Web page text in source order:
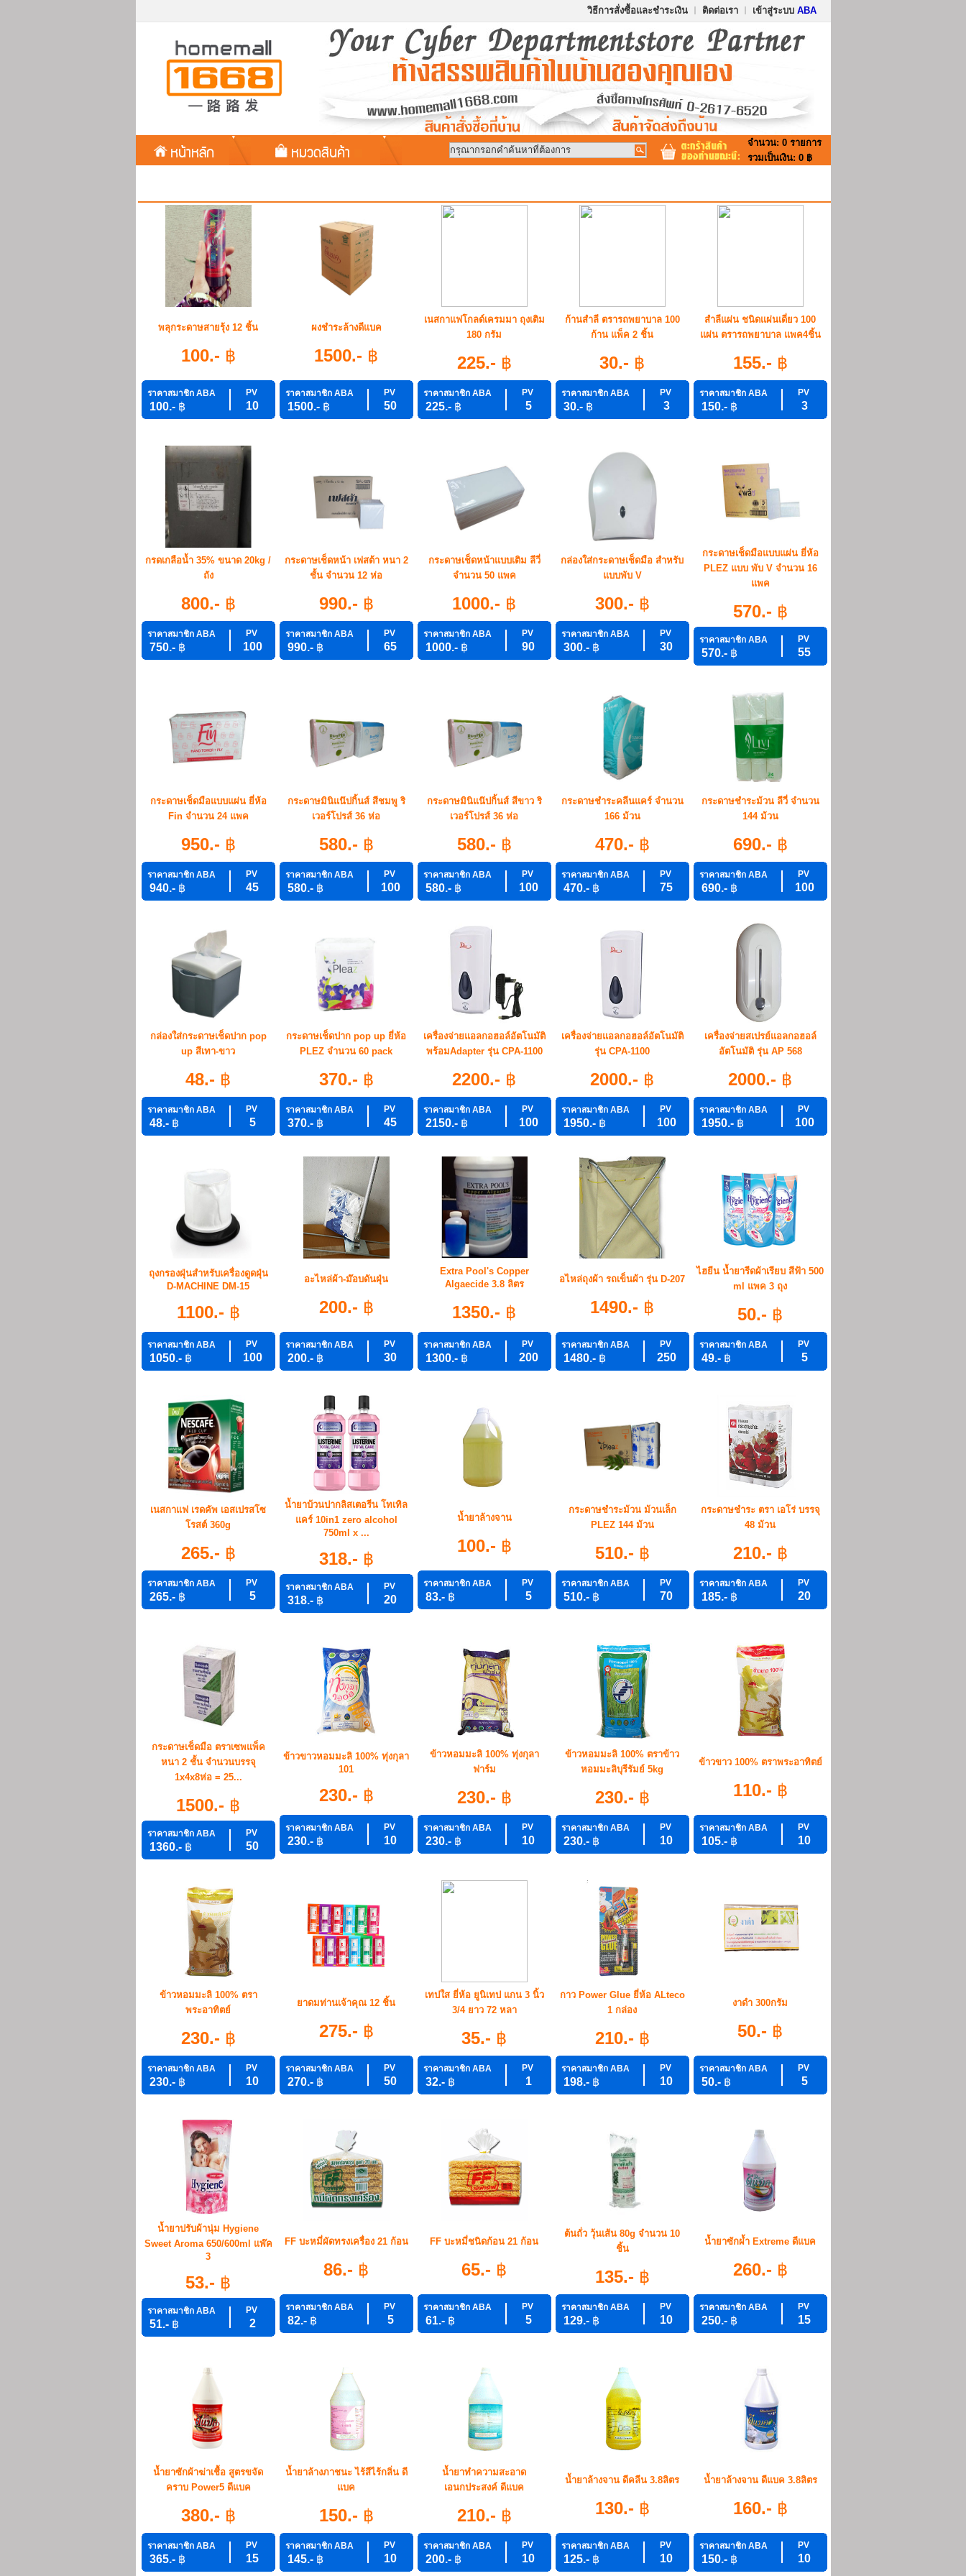
วิธีการสั่งซื้อและชำระเงิน ติดต่อเรา เข้าสู่ระบบABA
หน้าหลัก หมวดสินค้า จำนวน: 0 รายการ
รวมเป็นเงิน: 0 ฿
พลุกระดาษสายรุ้ง 12 ชิ้น
100.- ฿
ราคาสมาชิก ABA PV
100.- ฿ 10
ผงชำระล้างดีแบค
1500.- ฿
ราคาสมาชิก ABA PV
1500.- ฿ 50
เนสกาแฟโกลด์เครมมา ถุงเติม
180 กรัม
225.- ฿
ราคาสมาชิก ABA PV
225.- ฿ 5
ก้านสำลี ตรารถพยาบาล 100
ก้าน แพ็ค 2 ชิ้น
30.- ฿
ราคาสมาชิก ABA PV
30.- ฿ 3
สำลีแผ่น ชนิดแผ่นเดี่ยว 100
แผ่น ตรารถพยาบาล แพค4ชิ้น
155.- ฿
ราคาสมาชิก ABA PV
150.- ฿ 3
กรดเกลือน้ำ 35% ขนาด 20kg /
ถัง
800.- ฿
ราคาสมาชิก ABA PV
750.- ฿ 100
กระดาษเช็ดหน้า เฟสต้า หนา 2
ชั้น จำนวน 12 ห่อ
990.- ฿
ราคาสมาชิก ABA PV
990.- ฿ 65
กระดาษเช็ดหน้าแบบเติม ลีวี่
จำนวน 50 แพค
1000.- ฿
ราคาสมาชิก ABA PV
1000.- ฿ 90
กล่องใส่กระดาษเช็ดมือ สำหรับ
แบบพับ V
300.- ฿
ราคาสมาชิก ABA PV
300.- ฿ 30
กระดาษเช็ดมือแบบแผ่น ยี่ห้อ
PLEZ แบบ พับ V จำนวน 16
แพค
570.- ฿
ราคาสมาชิก ABA PV
570.- ฿ 55
กระดาษเช็ดมือแบบแผ่น ยี่ห้อ
Fin จำนวน 24 แพค
950.- ฿
ราคาสมาชิก ABA PV
940.- ฿ 45
กระดาษมินิแน๊ปกิ้นส์ สีชมพู ริ
เวอร์โปรส์ 36 ห่อ
580.- ฿
ราคาสมาชิก ABA PV
580.- ฿ 100
กระดาษมินิแน๊ปกิ้นส์ สีขาว ริ
เวอร์โปรส์ 36 ห่อ
580.- ฿
ราคาสมาชิก ABA PV
580.- ฿ 100
กระดาษชำระคลีนแคร์ จำนวน
166 ม้วน
470.- ฿
ราคาสมาชิก ABA PV
470.- ฿ 75
กระดาษชำระม้วน ลีวี่ จำนวน
144 ม้วน
690.- ฿
ราคาสมาชิก ABA PV
690.- ฿ 100
กล่องใส่กระดาษเช็ดปาก pop
up สีเทา-ขาว
48.- ฿
ราคาสมาชิก ABA PV
48.- ฿ 5
กระดาษเช็ดปาก pop up ยี่ห้อ
PLEZ จำนวน 60 pack
370.- ฿
ราคาสมาชิก ABA PV
370.- ฿ 45
เครื่องจ่ายแอลกอฮอล์อัตโนมัติ
พร้อมAdapter รุ่น CPA-1100
2200.- ฿
ราคาสมาชิก ABA PV
2150.- ฿ 100
เครื่องจ่ายแอลกอฮอล์อัตโนมัติ
รุ่น CPA-1100
2000.- ฿
ราคาสมาชิก ABA PV
1950.- ฿ 100
เครื่องจ่ายสเปรย์แอลกอฮอล์
อัตโนมัติ รุ่น AP 568
2000.- ฿
ราคาสมาชิก ABA PV
1950.- ฿ 100
ถุงกรองฝุ่นสำหรับเครื่องดูดฝุ่น
D-MACHINE DM-15
1100.- ฿
ราคาสมาชิก ABA PV
1050.- ฿ 100
อะไหล่ผ้า-ม๊อบดันฝุ่น
200.- ฿
ราคาสมาชิก ABA PV
200.- ฿ 30
Extra Pool's Copper
Algaecide 3.8 ลิตร
1350.- ฿
ราคาสมาชิก ABA PV
1300.- ฿ 200
อไหล่ถุงผ้า รถเข็นผ้า รุ่น D-207
1490.- ฿
ราคาสมาชิก ABA PV
1480.- ฿ 250
ไฮยีน น้ำยารีดผ้าเรียบ สีฟ้า 500
ml แพค 3 ถุง
50.- ฿
ราคาสมาชิก ABA PV
49.- ฿ 5
เนสกาแฟ เรดคัพ เอสเปรสโซ
โรสต์ 360g
265.- ฿
ราคาสมาชิก ABA PV
265.- ฿ 5
น้ำยาบ้วนปากลิสเตอรีน โทเทิล
แคร์ 10in1 zero alcohol
750ml x ...
318.- ฿
ราคาสมาชิก ABA PV
318.- ฿ 20
น้ำยาล้างจาน
100.- ฿
ราคาสมาชิก ABA PV
83.- ฿ 5
กระดาษชำระม้วน ม้วนเล็ก
PLEZ 144 ม้วน
510.- ฿
ราคาสมาชิก ABA PV
510.- ฿ 70
กระดาษชำระ ตรา เอโร่ บรรจุ
48 ม้วน
210.- ฿
ราคาสมาชิก ABA PV
185.- ฿ 20
กระดาษเช็ดมือ ตราเซพแพ็ค
หนา 2 ชั้น จำนวนบรรจุ
1x4x8ห่อ = 25...
1500.- ฿
ราคาสมาชิก ABA PV
1360.- ฿ 50
ข้าวขาวหอมมะลิ 100% ทุ่งกุลา
101
230.- ฿
ราคาสมาชิก ABA PV
230.- ฿ 10
ข้าวหอมมะลิ 100% ทุ่งกุลา
ฟาร์ม
230.- ฿
ราคาสมาชิก ABA PV
230.- ฿ 10
ข้าวหอมมะลิ 100% ตราข้าว
หอมมะลิบุรีรัมย์ 5kg
230.- ฿
ราคาสมาชิก ABA PV
230.- ฿ 10
ข้าวขาว 100% ตราพระอาทิตย์
110.- ฿
ราคาสมาชิก ABA PV
105.- ฿ 10
ข้าวหอมมะลิ 100% ตรา
พระอาทิตย์
230.- ฿
ราคาสมาชิก ABA PV
230.- ฿ 10
ยาดมท่านเจ้าคุณ 12 ชิ้น
275.- ฿
ราคาสมาชิก ABA PV
270.- ฿ 50
เทปใส ยี่ห้อ ยูนิเทป แกน 3 นิ้ว
3/4 ยาว 72 หลา
35.- ฿
ราคาสมาชิก ABA PV
32.- ฿ 1
กาว Power Glue ยี่ห้อ ALteco
1 กล่อง
210.- ฿
ราคาสมาชิก ABA PV
198.- ฿ 10
งาดำ 300กรัม
50.- ฿
ราคาสมาชิก ABA PV
50.- ฿ 5
น้ำยาปรับผ้านุ่ม Hygiene
Sweet Aroma 650/600ml แพ๊ค
3
53.- ฿
ราคาสมาชิก ABA PV
51.- ฿ 2
FF บะหมี่ผัดทรงเครื่อง 21 ก้อน
86.- ฿
ราคาสมาชิก ABA PV
82.- ฿ 5
FF บะหมี่ชนิดก้อน 21 ก้อน
65.- ฿
ราคาสมาชิก ABA PV
61.- ฿ 5
ต้นถั่ว วุ้นเส้น 80g จำนวน 10
ชิ้น
135.- ฿
ราคาสมาชิก ABA PV
129.- ฿ 10
น้ำยาซักผ้ำ Extreme ดีแบค
260.- ฿
ราคาสมาชิก ABA PV
250.- ฿ 15
น้ำยาซักผ้าฆ่าเชื้อ สูตรขจัด
คราบ Power5 ดีแบค
380.- ฿
ราคาสมาชิก ABA PV
365.- ฿ 15
น้ำยาล้างภาชนะ ไร้สีไร้กลิ่น ดี
แบค
150.- ฿
ราคาสมาชิก ABA PV
145.- ฿ 10
น้ำยาทำความสะอาด
เอนกประสงค์ ดีแบค
210.- ฿
ราคาสมาชิก ABA PV
200.- ฿ 10
น้ำยาล้างจาน ดีคลีน 3.8ลิตร
130.- ฿
ราคาสมาชิก ABA PV
125.- ฿ 10
น้ำยาล้างจาน ดีแบค 3.8ลิตร
160.- ฿
ราคาสมาชิก ABA PV
150.- ฿ 10